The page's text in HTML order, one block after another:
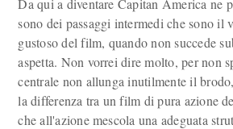
Da qui a diventare Capitan America ne
sono dei passaggi intermedi che sono il
gustoso del film, quando non succede
aspetta. Non vorrei dire molto, per non
centrale non allunga inutilmente il
la differenza tra un film di pura azione
che all'azione mescola una adeguata